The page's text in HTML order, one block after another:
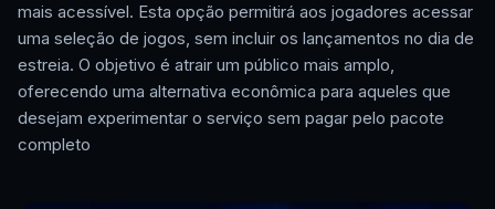
mais acessível. Esta opção permitirá aos jogadores acessar
uma seleção de jogos, sem incluir os lançamentos no dia de
estreia. O objetivo é atrair um público mais amplo,
oferecendo uma alternativa econômica para aqueles que
desejam experimentar o serviço sem pagar pelo pacote
completo